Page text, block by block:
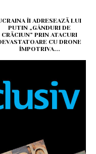
ÎI ADRESEAZĂ LUI
PUTIN „GÂNDURI DE
CRĂCIUN” PRIN ATACURI
CU DRONE
ÎMPOTRIVA...